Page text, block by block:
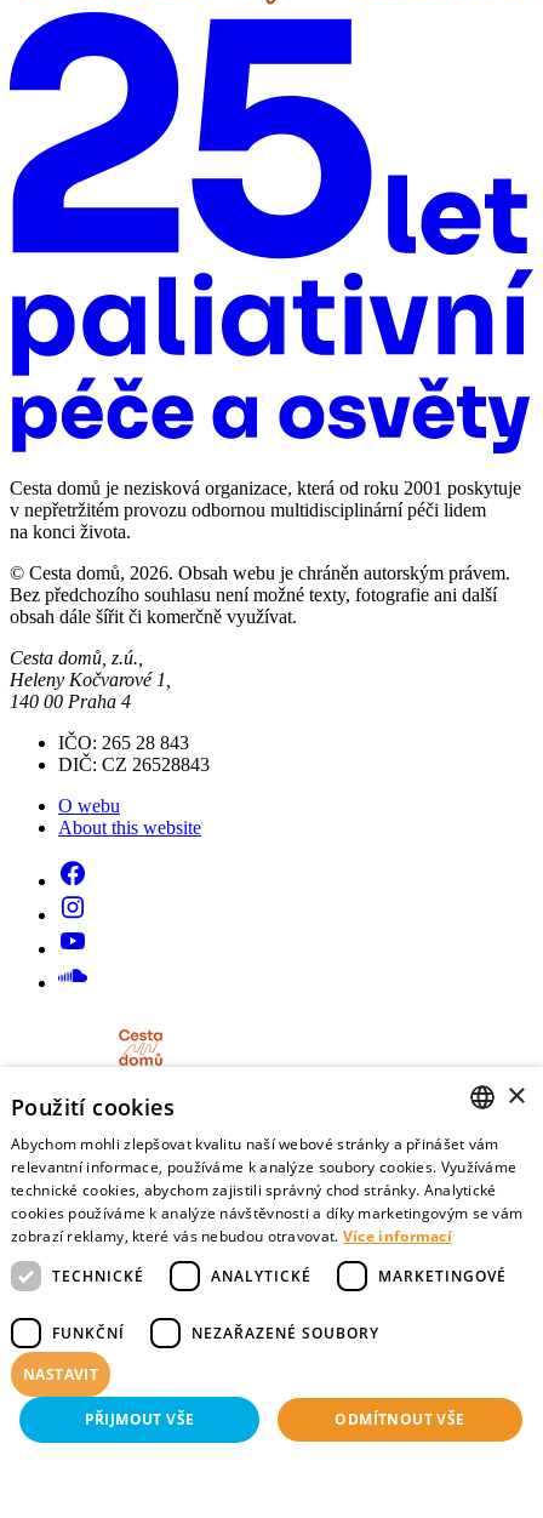
Cesta domů je nezisková organizace, která od roku 2001 poskytuje
v nepřetržitém provozu odbornou multidisciplinární péči lidem
na konci života.
© Cesta domů, 2026. Obsah webu je chráněn autorským právem.
Bez předchozího souhlasu není možné texty, fotografie ani další
obsah dále šířit či komerčně využívat.
Cesta domů, z.ú.,
Heleny Kočvarové 1,
140 00 Praha 4
IČO: 265 28 843
DIČ: CZ 26528843
O webu
About this website
Cesta domů
Informační portál pro nemocné, pečující a pozůstalé
Sestavte si seznam posledních přání a vyslovte svoje
představy o konci života
CZECH
ENGLISH
×
Použití cookies
Abychom mohli zlepšovat kvalitu naší webové stránky a přinášet vám
relevantní informace, používáme k analýze soubory cookies. Využíváme
technické cookies, abychom zajistili správný chod stránky. Analytické
cookies používáme k analýze návštěvnosti a díky marketingovým se vám
zobrazí reklamy, které vás nebudou otravovat. Více informací
TECHNICKÉ
ANALYTICKÉ MARKETINGOVÉ
FUNKČNÍ NEZAŘAZENÉ SOUBORY
NASTAVIT
PŘIJMOUT VŠE ODMÍTNOUT VŠE